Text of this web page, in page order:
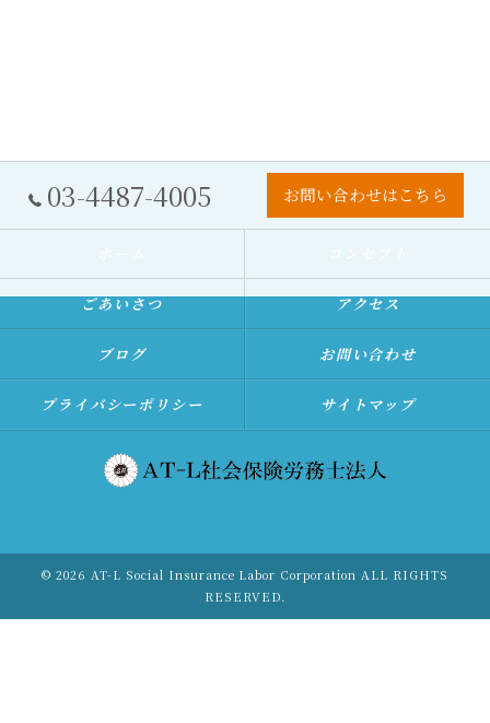
03-4487-4005 お問い合わせはこちら
ごあいさつ アクセス
ブログ お問い合わせ
プライバシーポリシー サイトマップ
© 2026 AT-L Social Insurance Labor Corporation ALL RIGHTS
RESERVED.